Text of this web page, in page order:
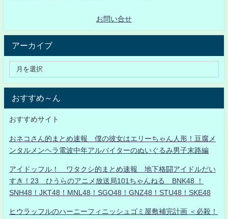
お問い合せ
アーカイブ
おすすめ～ん
おすすめサイト
おネコさん的まとめ速報 僕の彼女はエリーちゃん人形！豆腐メ
ンタルメンヘラ電波中年アルバイターのぬいぐるみ男子末路編
アイドッフル！ ワタクシ的まとめ速報 地下格闘アイドルだい
すき！23 ひうらのアニメ放送局101ちゃんねる BNK48 ！
SNH48！JKT48！MNL48！SGO48！GNZ48！STU48！SKE48
ヒウラッフルのハーニーフィニッシュゴミ屋敷補完計画 ＜必殺！